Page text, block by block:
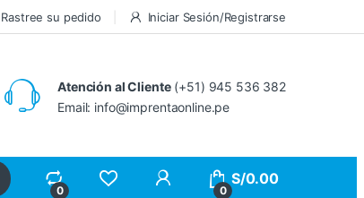
Rastree su pedido Iniciar Sesión/Registrarse
Atención al Cliente(+51) 945 536 382
Email: info@imprentaonline.pe
0
My Account
0
S/0.00